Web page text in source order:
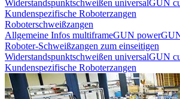
Widerstandspunktschweißen universalGUN
Kundenspezifische Roboterzangen
Roboterschweißzangen
Allgemeine Infos multiframeGUN
Roboter-Schweißzangen zum einseitigen
Widerstandspunktschweißen universalGUN
Kundenspezifische Roboterzangen